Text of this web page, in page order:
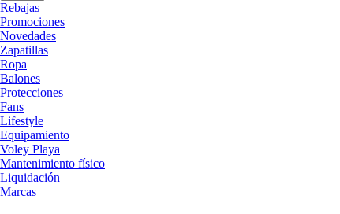
Rebajas
Promociones
Novedades
Zapatillas
Ropa
Balones
Protecciones
Fans
Lifestyle
Equipamiento
Voley Playa
Mantenimiento físico
Liquidación
Marcas